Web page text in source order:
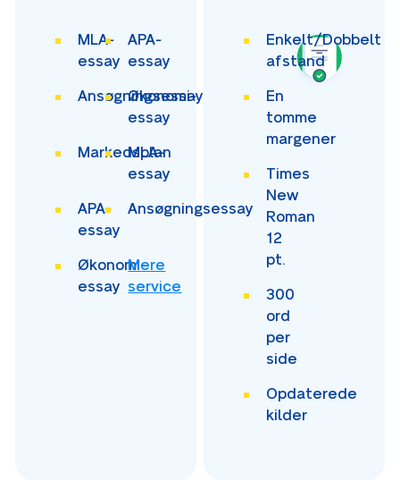
MLA-
essay
APA-
essay
Ansøgningsessay
Økonomi-
essay
Markedsplan
MLA-
essay
APA-
essay
Ansøgningsessay
Økonomi-
essay
Mere
service
Enkelt/Dobbelt
afstand
En
tomme
margener
Times
New
Roman
12
pt.
300
ord
per
side
Opdaterede
kilder